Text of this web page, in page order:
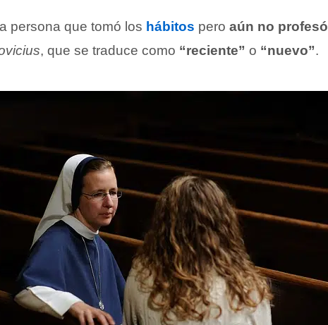
persona que tomó los hábitos pero aún no profesó
, que se traduce como “reciente” o “nuevo”.